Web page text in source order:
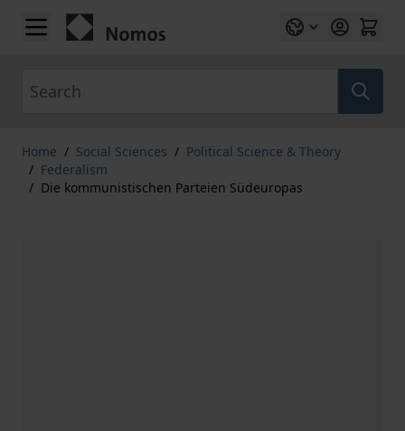
Skip to Content
Home / Social Sciences / Political Science & Theory
/ Federalism
/ Die kommunistischen Parteien Südeuropas